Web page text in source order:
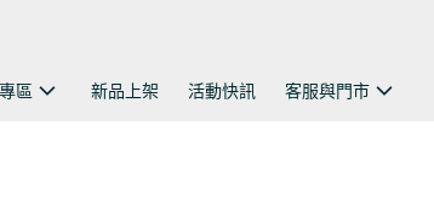
區 新品上架 活動快訊 客服與門市